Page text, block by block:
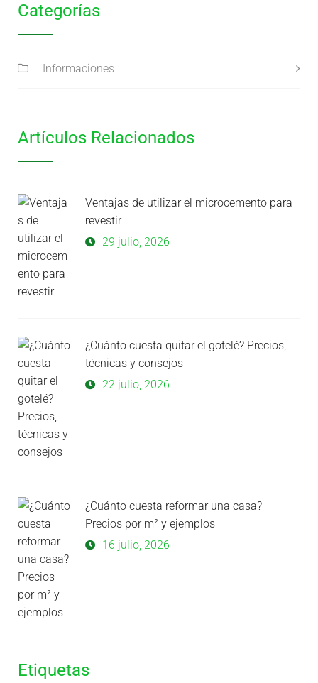
Categorías
Informaciones
Artículos Relacionados
Ventajas de utilizar el microcemento para
revestir
29 julio, 2026
¿Cuánto cuesta quitar el gotelé? Precios,
técnicas y consejos
22 julio, 2026
¿Cuánto cuesta reformar una casa?
Precios por m² y ejemplos
16 julio, 2026
Etiquetas